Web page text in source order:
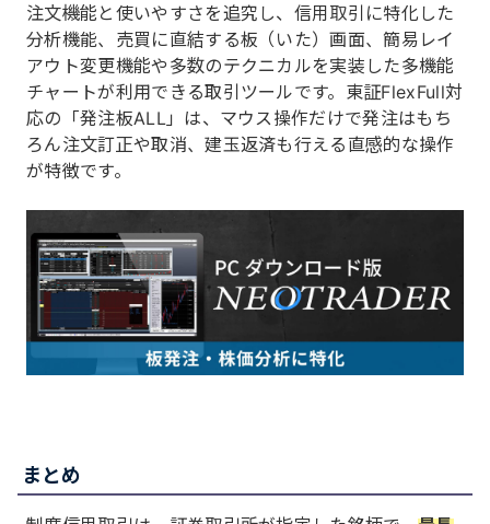
注文機能と使いやすさを追究し、信用取引に特化した
分析機能、売買に直結する板（いた）画面、簡易レイ
アウト変更機能や多数のテクニカルを実装した多機能
チャートが利用できる取引ツールです。東証FlexFull対
応の「発注板ALL」は、マウス操作だけで発注はもち
ろん注文訂正や取消、建玉返済も行える直感的な操作
が特徴です。
まとめ